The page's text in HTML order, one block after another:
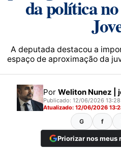
da política
A deputada destacou a
espaço de aproximação da
Por Weliton Nunez |
Publicado: 12/06/2026 13:28
Atualizado: 12/06/2026
G f
Priorizar nos meus